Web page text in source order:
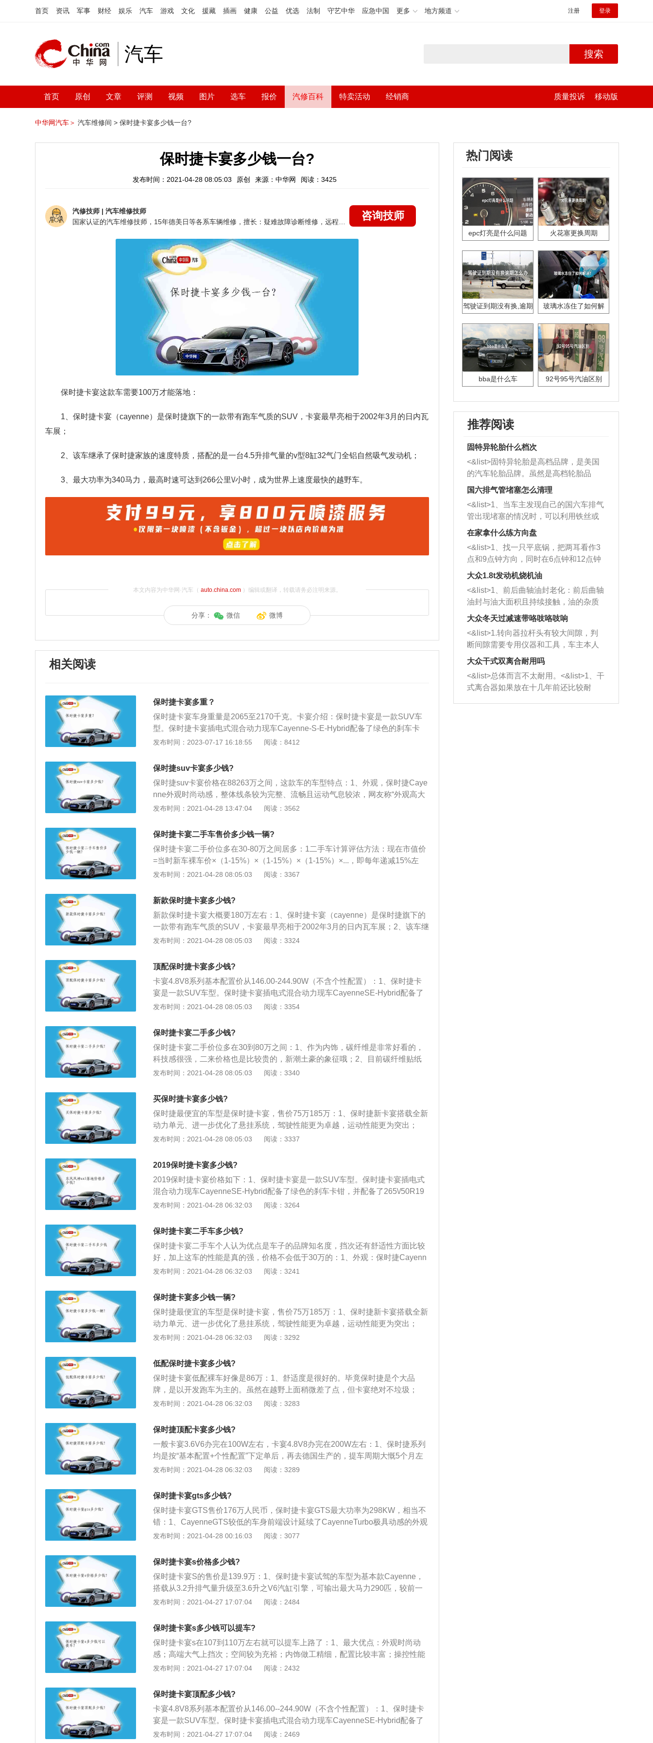
首页 资讯 军事 财经 娱乐 汽车 游戏 文化 援藏 插画 健康 公益 优选 法制 守艺中华 应急中国 更多 地方频道 注册 登录
汽车 搜索
首页 原创 文章 评测 视频 图片 选车 报价 汽修百科 特卖活动 经销商 质量投诉 移动版
中华网汽车＞ 汽车维修间 > 保时捷卡宴多少钱一台?
保时捷卡宴多少钱一台?
发布时间：2021-04-28 08:05:03 原创 来源：中华网 阅读：3425
汽修技师 | 汽车维修技师
咨询技师
保时捷卡宴这款车需要100万才能落地：
1、保时捷卡宴（cayenne）是保时捷旗下的一款带有跑车气质的SUV，卡宴最早亮相于2002年3月的日内瓦
车展；
2、该车继承了保时捷家族的速度特质，搭配的是一台4.5升排气量的v型8缸32气门全铝自然吸气发动机；
3、最大功率为340马力，最高时速可达到266公里\/小时，成为世界上速度最快的越野车。
本文内容为中华网·汽车（ auto.china.com）编辑或翻译，转载请务必注明来源。
分享： 微信 微博
相关阅读
保时捷卡宴多重？
保时捷卡宴车身重量是2065至2170千克。卡宴介绍：保时捷卡宴是一款SUV车
型。保时捷卡宴插电式混合动力现车Cayenne-S-E-Hybrid配备了绿色的刹车卡
钳，并配备了265/50R19的米其林Michelin-Latitude-Sport低滚动阻力轮胎。卡宴
ne，Cayenne-S，Cayenne-Turbo，Cayenne-Turbo-S和Cayenne-GTS五个类
别。
发布时间：2023-07-17 16:18:55 阅读：8412
保时捷suv卡宴多少钱?
保时捷suv卡宴价格在88263万之间，这款车的车型特点：1、外观，保时捷Caye
nne外观时尚动感，整体线条较为完整、流畅且运动气息较浓，网友称“外观高大
威武，前脸上看去很有气势”；2、内饰，保时捷Cayenne的内饰做工较为精细；
比较人性化；全景天窗，罗盘等选装配置迎合了部分消费者追求个性的需要；
3、空间，保时捷Cayenne的内部空间还算宽裕；储物格较为丰富且实用性较
强；后备箱空间与同级别车型相比略小；4、操控，保时捷Cayenne挡位比较清
晰，换挡较为流畅；有网友反应“方向盘缺乏路感，指向精准，悬挂偏硬，高速过
弯时车身侧倾较小；5、动力，保时捷Cayenne动力还算可以，网友称“高速推背
分网友反应的油耗较高，平均综合油耗在13L\/100KM到16L\/100KM之间。
发布时间：2021-04-28 13:47:04 阅读：3562
保时捷卡宴二手车售价多少钱一辆?
保时捷卡宴二手价位多在30-80万之间居多：1二手车计算评估方法：现在市值价
=当时新车裸车价×（1-15%）×（1-15%）×（1-15%）×...，即每年递减15%左
右，满几年就乘以多少个（1-15%）；2、看保险还有多长时间，审车还有多长时
票、钥匙齐备（一般2把）、说明书、工具箱、灭火器、应急工具、三脚架等一
应俱全，且一直在4s店保养、维修维护的，可适当提价，具体看个人；4、看是
否有过重大事故，否则再在现在市值价上折价30%-50%+；试驾，直观感受，最
好城市道路和高速都跑跑，看换挡是否顺畅，刹车是否正常，方向是否跑偏，是
否有异响，中控是否完好，玻璃是否完好，玻璃升降是否顺畅，低速表现和高速
发布时间：2021-04-28 08:05:03 阅读：3367
新款保时捷卡宴多少钱?
新款保时捷卡宴大概要180万左右：1、保时捷卡宴（cayenne）是保时捷旗下的
一款带有跑车气质的SUV，卡宴最早亮相于2002年3月的日内瓦车展；2、该车继
承了保时捷家族的速度特质，搭配的是一台4.5升排气量的v型8缸32气门全铝自
界上速度最快的越野车。
发布时间：2021-04-28 08:05:03 阅读：3324
顶配保时捷卡宴多少钱?
卡宴4.8V8系列基本配置价从146.00-244.90W（不含个性配置）：1、保时捷卡
宴是一款SUV车型。保时捷卡宴插电式混合动力现车CayenneSE-Hybrid配备了
绿色的刹车卡钳，并配备了265\/50R19的米其林MichelinLatitudeSport低滚动阻
yenneS，CayenneTurbo，CayenneTurboS和CayenneGTS五个类别。由于出身
于以生产超级跑车著称的保时捷公司，卡宴虽然身为SUV，却也不可避免地带有
许多跑车的特质。因此也成为世界上速度最快的越野车；3、在西班牙语中，cay
enne是“辣椒”的意思。而这款著名跑车生产厂家生产的越野车无论是外在还是内
在，也确实像一支火辣辣的辣椒，吸引着人们的目光。2019保时捷卡宴总价是8
发布时间：2021-04-28 08:05:03 阅读：3354
保时捷卡宴二手多少钱?
保时捷卡宴二手价位多在30到80万之间：1、作为内饰，碳纤维是非常好看的，
科技感很强，二来价格也是比较贵的，新潮土豪的象征哦；2、目前碳纤维贴纸
或碳纤维布直接安装上内饰，这个问题是比较多的，容易翘边脱落，推荐你用别
得比较出名的是VSTdesign的碳纤内饰、香港保驰的碳纤包围。
发布时间：2021-04-28 08:05:03 阅读：3340
买保时捷卡宴多少钱?
保时捷最便宜的车型是保时捷卡宴，售价75万185万：1、保时捷新卡宴搭载全新
动力单元、进一步优化了悬挂系统，驾驶性能更为卓越，运动性能更为突出；
2、新Cayenne（卡宴）S是一款新概念的SUV，新技术包括PTM全时四轮驱动
（PASM），它可以在突然加速、制动或者在恶劣的道路上行驶的时候稳定车身
的晃动，在这些系统的共同作用下，可以确保在off-road的情况下获得与道路行驶
相同的能力。
发布时间：2021-04-28 08:05:03 阅读：3337
2019保时捷卡宴多少钱?
2019保时捷卡宴价格如下：1、保时捷卡宴是一款SUV车型。保时捷卡宴插电式
混合动力现车CayenneSE-Hybrid配备了绿色的刹车卡钳，并配备了265\/50R19
的米其林MichelinLatitudeSport低滚动阻力轮胎；2、保时捷卡宴最早亮相于2002
oS和CayenneGTS五个类别。由于出身于以生产超级跑车著称的保时捷公司，卡
宴虽然身为SUV，却也不可避免地带有许多跑车的特质。因此也成为世界上速度
最快的越野车；3、在西班牙语中，cayenne是“辣椒”的意思。而这款著名跑车生
产厂家生产的越野车无论是外在还是内在，也确实像一支火辣辣的辣椒，吸引着
人们的目光。2019保时捷卡宴总价是84.30万（2.0L手自一体）。
发布时间：2021-04-28 06:32:03 阅读：3264
保时捷卡宴二手车多少钱?
保时捷卡宴二手车个人认为优点是车子的品牌知名度，挡次还有舒适性方面比较
好，加上这车的性能是真的强，价格不会低于30万的：1、外观：保时捷Cayenn
e柴油版外观时尚动感，整体线条较为完整、流畅且运动气息较浓，网友称“外观
较为精细；配置比较齐全；座椅的舒适性较好；方向盘自动加热及座椅旁的扶手
设计等配置比较人性化；全景天窗，罗盘等选装配置迎合了部分消费者追求个性
的需要；3、空间：保时捷Cayenne柴油版的内部空间还算宽裕；储物格较为丰
富且实用性较强；后备箱空间与同级别车型相比略小。
发布时间：2021-04-28 06:32:03 阅读：3241
保时捷卡宴多少钱一辆?
保时捷最便宜的车型是保时捷卡宴，售价75万185万：1、保时捷新卡宴搭载全新
动力单元、进一步优化了悬挂系统，驾驶性能更为卓越，运动性能更为突出；
2、新Cayenne（卡宴）S是一款新概念的SUV，新技术包括PTM全时四轮驱动
（PASM），它可以在突然加速、制动或者在恶劣的道路上行驶的时候稳定车身
的晃动，在这些系统的共同作用下，可以确保在off-road的情况下获得与道路行驶
相同的能力。
发布时间：2021-04-28 06:32:03 阅读：3292
低配保时捷卡宴多少钱?
保时捷卡宴低配裸车好像是86万：1、舒适度是很好的。毕竟保时捷是个大品
牌，是以开发跑车为主的。虽然在越野上面稍微差了点，但卡宴绝对不垃圾；
2、新款Cayenne是一款出类拔萃的全能车型，将公路行驶性能与越野性、舒适
采用燃油缸内直喷技术DFI，充分提高了燃油经济性，同时在可变气门正时技术
的配合下，显著提升了输出功率和扭矩。
发布时间：2021-04-28 06:32:03 阅读：3283
保时捷顶配卡宴多少钱?
一般卡宴3.6V6办完在100W左右，卡宴4.8V8办完在200W左右：1、保时捷系列
均是按“基本配置+个性配置”下定单后，再去德国生产的，提车周期大慨5个月左
右；2、目前卡宴3.6V6基本配置价88.80W（不含个性配置），卡宴4.8V8系列基
nne）系列一共有七款（只有一款是3.6V6，其他6款均是4.8V8）。
发布时间：2021-04-28 06:32:03 阅读：3289
保时捷卡宴gts多少钱?
保时捷卡宴GTS售价176万人民币，保时捷卡宴GTS最大功率为298KW，相当不
错：1、CayenneGTS较低的车身前端设计延续了CayenneTurbo极具动感的外观
风格，加大的车轮拱罩为全新21英寸合金轮圈提供了充足的空间。采用Alcantara
款独特车漆为GTS度身定制：GTS红和北欧金；2、CayenneGTS的标准配置还
包括保时捷牵引力控制管理系统（PTM）、恒时四轮驱动系统、保时捷主动悬挂
管理系统（PASM）以及中国市场标配的气动悬挂系统。为了增强操控性和驾乘
舒适性，还可选择起到主动防侧倾功能的保时捷动态底盘控制（PDCC）等选装
配置。全新开发的12向运动型座椅和真皮Alcantara搭配面料着重强调了内饰的运
人民币1，350，000元。运动激情，瞬时迸发，CayenneGTS与您一同逐梦，探
寻性能极致。
发布时间：2021-04-28 00:16:03 阅读：3077
保时捷卡宴s价格多少钱?
保时捷卡宴S的售价是139.9万：1、保时捷卡宴试驾的车型为基本款Cayenne，
搭载从3.2升排气量升级至3.6升之V6汽缸引擎，可输出最大马力290匹，较前一
款提升了40匹，由静止加速至时速破百公里仅需8.1秒，极速可达227公里；2、
压装置的推动下，可产生500HP最大马力，动力增加达50HP之多；3、新款Cay
enneTurbo由静止加速至时速破百公里仅需5.1秒，极速更可直上275公里（前代
车款成绩为5.6秒与266公里），可以想象这个大家伙跑得有多快。
发布时间：2021-04-27 17:07:04 阅读：2484
保时捷卡宴s多少钱可以提车?
保时捷卡宴s在107到110万左右就可以提车上路了：1、最大优点：外观时尚动
感；高端大气上挡次；空间较为充裕；内饰做工精细，配置比较丰富；操控性能
良好；安全系数较高；2、最大缺点：售价偏高；维修、保养费用较高；3、外
网友称“外观高大威武，前脸上看去很有气势”；4、内饰：保时捷Cayenne的内饰
做工较为精细；配置比较齐全；座椅的舒适性较好；方向盘自动加热及座椅旁的
扶手设计等配置比较人性化；全景天窗，罗盘等选装配置迎合了部分消费者追求
个性的需要。
发布时间：2021-04-27 17:07:04 阅读：2432
保时捷卡宴顶配多少钱?
卡宴4.8V8系列基本配置价从146.00--244.90W（不含个性配置）：1、保时捷卡
宴是一款SUV车型。保时捷卡宴插电式混合动力现车CayenneSE-Hybrid配备了
绿色的刹车卡钳，并配备了265\/50R19的米其林MichelinLatitudeSport低滚动阻
发布时间：2021-04-27 17:07:04 阅读：2469
热门阅读
epc灯亮是什么问题 火花塞更换周期
驾驶证到期没有换,逾期
玻璃水冻住了如何解
bba是什么车 92号95号汽油区别
推荐阅读
固特异轮胎什么档次
<&list>固特异轮胎是高档品牌，是美国
的汽车轮胎品牌。虽然是高档轮胎品
牌，但是中高低端的轮胎都有生产，这
也是为了更好的开拓市场。
国六排气管堵塞怎么清理
<&list>1、当车主发现自己的国六车排气
管出现堵塞的情况时，可以利用铁丝或
者是细棍，直接将杂物给取出来，如果
堵塞情况比较严重，也可以采取应急措
施。 <&list>2、直接利用木棍将所有的
杂物推到排气管里面的位置处，然后将
三元催化器拆解开，就可以将堵塞的东
西取出来。但如果是因为积碳过多引起
的堵塞，就需要将三元催化器泡在草酸
洗剂对堵塞的情况得到解决，将清洗剂
放在燃油箱中，与燃油混合后，车辆启
动时，就可以和汽油一起进入到燃烧
室，最后形成废气排出，就可以让三元
催化器得到清洗，排气管堵塞的情况就
能够得到解决。
在家拿什么练方向盘
<&list>1、找一只平底锅，把两耳看作3
点和9点钟方向，同时在6点钟和12点钟
方向做一个标记。 <&list>2、双手握住
一圈半的练习，往右同样也要打相同的
圈数。 <&list>3、最后强调要反复练
习，这样就可以形成肌肉记忆，在真实
驾驶车辆时，不需要记忆也能打好方
向。
大众1.8t发动机烧机油
<&list>1、前后曲轴油封老化：前后曲轴
油封与油大面积且持续接触，油的杂质
和发动机内持续温度变化使其密封效果
逐渐减弱，导致渗油或漏油。<&list>2、
活塞间隙过大：积碳会使活塞环与缸体
的间隙扩大，导致机油流入燃烧室中，
造成烧机油。<&list>3、机油粘度。使用
机油粘度过小的话，同样会有烧机油现
象，机油粘度过小具有很好的流动性，
大众冬天过减速带咯吱咯吱响
<&list>1.转向器拉杆头有较大间隙，判
断间隙需要专用仪器和工具，车主本人
无法制作，需要将车辆送到修理厂或4s
店；<&list>2.车辆半轴套管防尘罩破
裂，破裂后会出现漏油现象，使半轴磨
损严重，磨损的半轴容易损坏，产生异
响；<&list>3.稳定器的转向胶套和球头
大众干式双离合耐用吗
<&list>总体而言不太耐用。<&list>1、干
式离合器如果放在十几年前还比较耐